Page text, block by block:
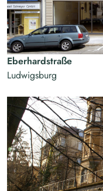
Eberhardstraße
Ludwigsburg